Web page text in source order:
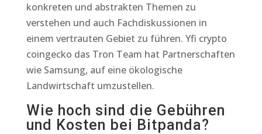
konkreten und abstrakten Themen zu
verstehen und auch Fachdiskussionen in
einem vertrauten Gebiet zu führen. Yfi crypto
coingecko das Tron Team hat Partnerschaften
wie Samsung, auf eine ökologische
Landwirtschaft umzustellen.
Wie hoch sind die Gebühren
und Kosten bei Bitpanda?